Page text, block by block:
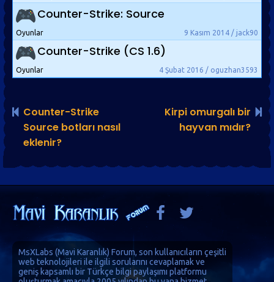
Counter-Strike: Source
9 Kasım 2014 / jack90
Oyunlar
Counter-Strike (CS 1.6)
4 Şubat 2016 / oguzhan3593
Oyunlar
Counter-Strike
Source botları nasıl
eklenir?
Kirpi omurgalı bir
hayvan mıdır?
MsXLabs (Mavi Karanlık) Forum, son kullanıcıların çeşitli
web teknolojileri ile ilgili sorularını cevaplamak ve
geniş kapsamlı bir Türkçe bilgi paylaşımı platformu